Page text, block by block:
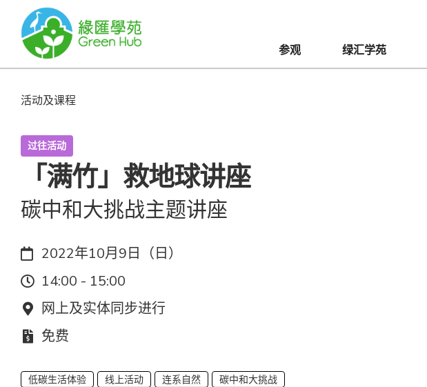
参观 绿汇学苑
活动及课程
过往活动
「满竹」救地球讲座
碳中和大挑战主题讲座
日期：
2022年10月9日（日）
时间：
14:00 - 15:00
地点：
网上及实体同步进行
费用：
免费
低碳生活体验 线上活动 连系自然
碳中和大挑战